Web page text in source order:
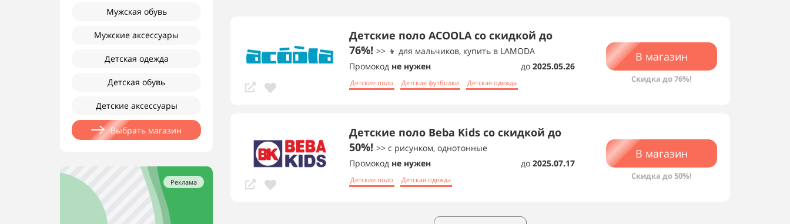
Мужская обувь
Мужские аксессуары
Детская одежда
Детская обувь
Детские аксессуары
Выбрать магазин
Реклама
Детские поло ACOOLA со скидкой до
76%! >> 👦 для мальчиков, купить в LAMODA
Промокод не нужен до 2025.05.26
Детские поло Детские футболки Детская одежда
В магазин
Скидка до 76%!
Детские поло Beba Kids со скидкой до
50%! >> с рисунком, однотонные
Промокод не нужен до 2025.07.17
Детские поло Детская одежда
В магазин
Скидка до 50%!